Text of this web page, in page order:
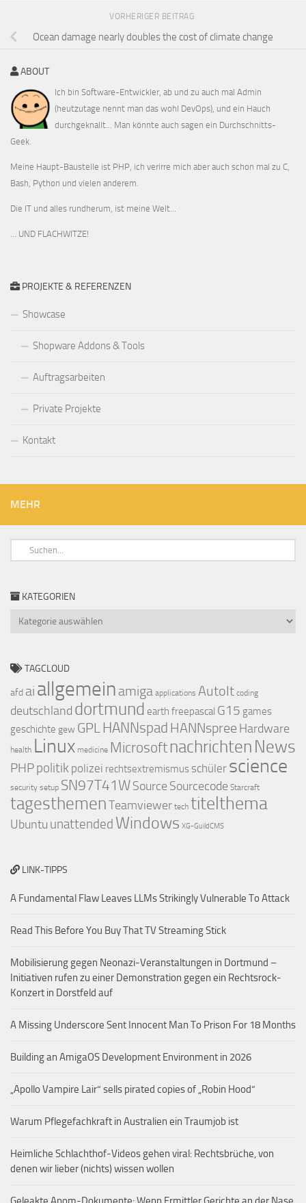
VORHERIGER BEITRAG
Ocean damage nearly doubles the cost of climate change
ABOUT
Ich bin Software-Entwickler, ab und zu auch mal Admin
(heutzutage nennt man das wohl DevOps), und ein Hauch
durchgeknallt... Man könnte auch sagen ein Durchschnitts-
Geek.
Meine Haupt-Baustelle ist PHP, ich verirre mich aber auch schon mal zu C,
Bash, Python und vielen anderem.
Die IT und alles rundherum, ist meine Welt...
… UND FLACHWITZE!
PROJEKTE & REFERENZEN
Showcase
Shopware Addons & Tools
Auftragsarbeiten
Private Projekte
Kontakt
MEHR
KATEGORIEN
TAGCLOUD
afd ai allgemein amiga applications AutoIt coding
deutschland dortmund earth freepascal G15 games
geschichte gew GPL HANNspad HANNspree Hardware
health Linux medicine Microsoft nachrichten News
PHPpolitik polizei rechtsextremismus schüler science
security setup SN97T41WSource Sourcecode Starcraft
tagesthemenTeamviewer tech titelthema
Ubuntu unattended Windows XG-GuildCMS
LINK-TIPPS
A Fundamental Flaw Leaves LLMs Strikingly Vulnerable To Attack
Read This Before You Buy That TV Streaming Stick
Mobilisierung gegen Neonazi-Veranstaltungen in Dortmund –
Initiativen rufen zu einer Demonstration gegen ein Rechtsrock-
Konzert in Dorstfeld auf
A Missing Underscore Sent Innocent Man To Prison For 18 Months
Building an AmigaOS Development Environment in 2026
„Apollo Vampire Lair“ sells pirated copies of „Robin Hood“
Warum Pflegefachkraft in Australien ein Traumjob ist
Heimliche Schlachthof-Videos gehen viral: Rechtsbrüche, von
denen wir lieber (nichts) wissen wollen